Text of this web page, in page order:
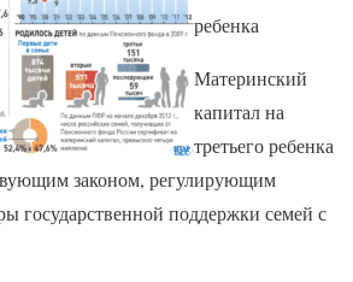
ребенка
Материнский
капитал на
третьего ребенка
законом, регулирующим
государственной поддержки семей с